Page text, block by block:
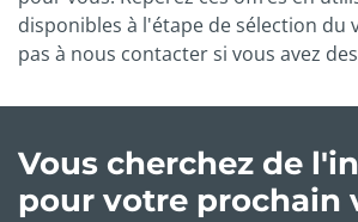
disponibles à l'étape de sélection du
pas à nous contacter si vous avez
Vous cherchez de
pour votre prochain